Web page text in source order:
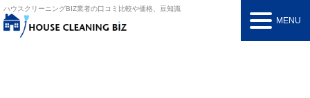
ハウスクリーニングBIZ業者の口コミ比較や価格、豆知識
MENU